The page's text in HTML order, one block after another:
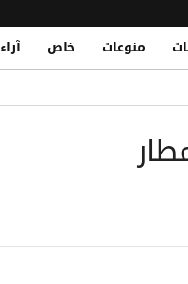
منوعات خاص آراء